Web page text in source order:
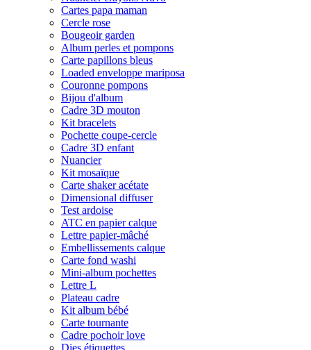
Cartes papa maman
Cercle rose
Bougeoir garden
Album perles et pompons
Carte papillons bleus
Loaded enveloppe mariposa
Couronne pompons
Bijou d'album
Cadre 3D mouton
Kit bracelets
Pochette coupe-cercle
Cadre 3D enfant
Nuancier
Kit mosaïque
Carte shaker acétate
Dimensional diffuser
Test ardoise
ATC en papier calque
Lettre papier-mâché
Embellissements calque
Carte fond washi
Mini-album pochettes
Lettre L
Plateau cadre
Kit album bébé
Carte tournante
Cadre pochoir love
Dies étiquettes